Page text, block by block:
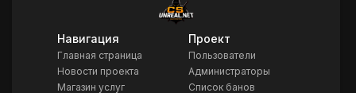
Навигация
Главная страница
Новости проекта
Магазин услуг
Проект
Пользователи
Администраторы
Список банов